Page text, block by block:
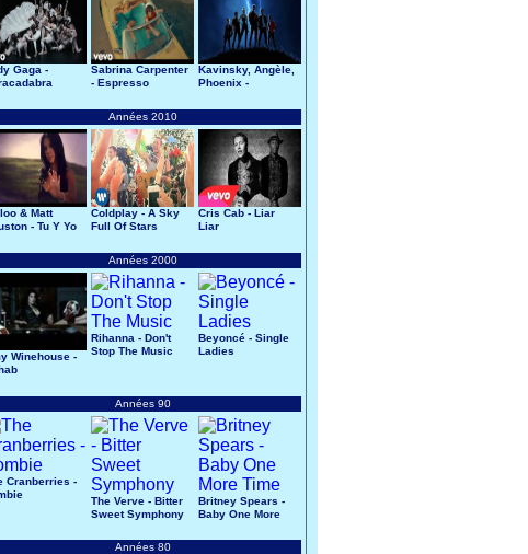
Gaga -
Sabrina Carpenter
- Espresso
Kavinsky, Angèle,
Phoenix -
Années 2010
& Matt
- Tu Y Yo
Coldplay - A Sky
Full Of Stars
Cris Cab - Liar
Liar
Années 2000
Winehouse -
Rihanna - Don't
Stop The Music
Beyoncé - Single
Ladies
Années 90
Cranberries -
The Verve - Bitter
Sweet Symphony
Britney Spears -
Baby One More
Années 80